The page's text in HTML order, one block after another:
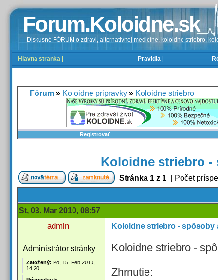
Forum.Koloidne.sk
Diskusné FÓRUM o zdravi, alternativnej medicíne, koloidné striebro,
Hlavna stranka | Pravidla |
Fórum » Koloidne pripravky » Koloidne striebro
Registrovať
Koloidne striebro -
Stránka 1 z 1 [ Počet
St, 03. Mar 2010, 08:57
admin Koloidne striebro - spôsoby
Administrátor stránky
Založený: Po, 15. Feb 2010,
14:20
Koloidne striebro -
Zhrnutie: